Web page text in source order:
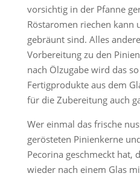
vorsichtig in der Pfanne
Röstaromen riechen kann
gebräunt sind. Alles
Vorbereitung zu den
nach Ölzugabe wird das
Fertigprodukte aus dem
für die Zubereitung auch
Wer einmal das frische
gerösteten Pinienkerne
Pecorina geschmeckt hat,
wieder nach einem Glas